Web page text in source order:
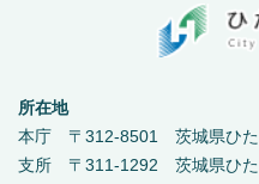
所在地
本庁 〒312-8501 茨城県ひた
支所 〒311-1292 茨城県ひた